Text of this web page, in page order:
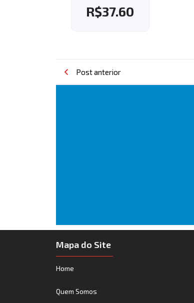
Post anterior
Mapa do Site
Home
Quem Somos